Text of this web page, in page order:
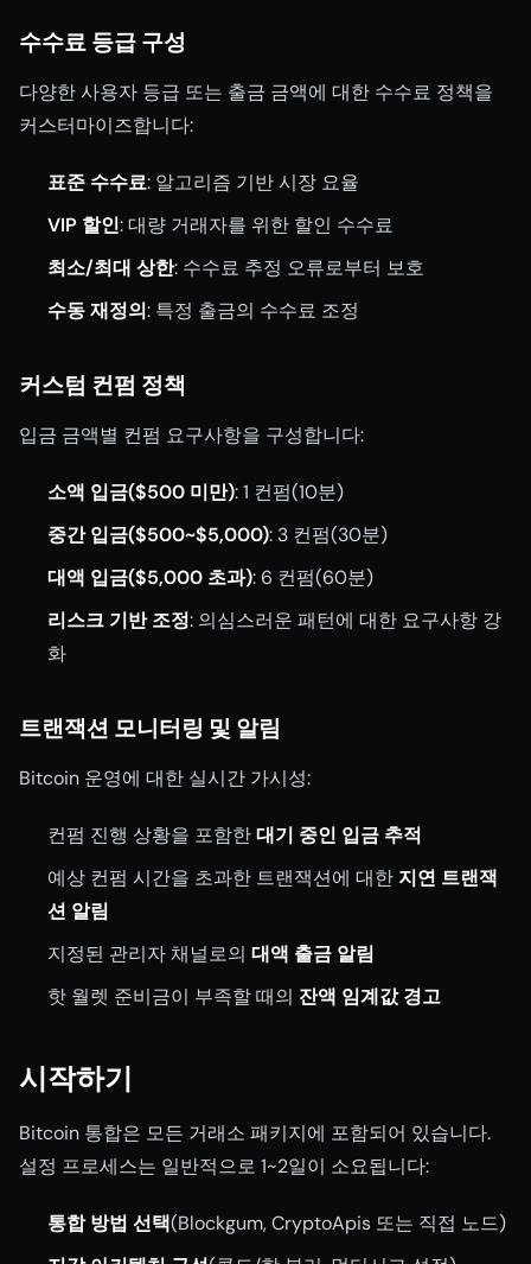
수수료 등급 구성
다양한 사용자 등급 또는 출금 금액에 대한 수수료 정책을
커스터마이즈합니다:
표준 수수료: 알고리즘 기반 시장 요율
VIP 할인: 대량 거래자를 위한 할인 수수료
최소/최대 상한: 수수료 추정 오류로부터 보호
수동 재정의: 특정 출금의 수수료 조정
커스텀 컨펌 정책
입금 금액별 컨펌 요구사항을 구성합니다:
소액 입금($500 미만): 1 컨펌(10분)
중간 입금($500~$5,000): 3 컨펌(30분)
대액 입금($5,000 초과): 6 컨펌(60분)
리스크 기반 조정: 의심스러운 패턴에 대한 요구사항 강
화
트랜잭션 모니터링 및 알림
Bitcoin 운영에 대한 실시간 가시성:
컨펌 진행 상황을 포함한대기 중인 입금 추적
예상 컨펌 시간을 초과한 트랜잭션에 대한 지연 트랜잭
션 알림
지정된 관리자 채널로의 대액 출금 알림
핫 월렛 준비금이 부족할 때의 잔액 임계값 경고
시작하기
Bitcoin 통합은 모든 거래소 패키지에 포함되어 있습니다.
설정 프로세스는 일반적으로 1~2일이 소요됩니다:
통합 방법 선택(Blockgum, CryptoApis 또는 직접 노드)